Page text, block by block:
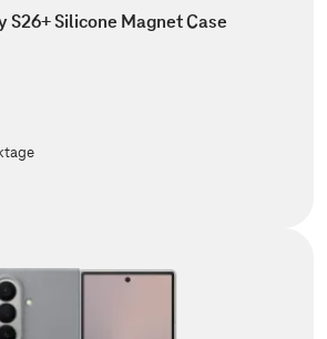
S26+ Silicone Magnet Case